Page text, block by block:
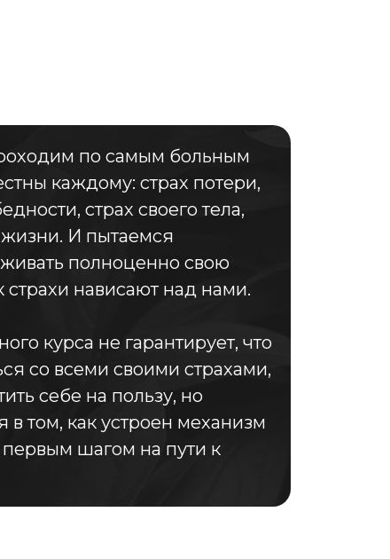
по самым больным
каждому: страх потери,
страх своего тела,
жизни. И пытаемся
полноценно свою
страхи нависают над нами.
курса не гарантирует, что
со всеми своими страхами,
себе на пользу, но
в том, как устроен механизм
первым шагом на пути к